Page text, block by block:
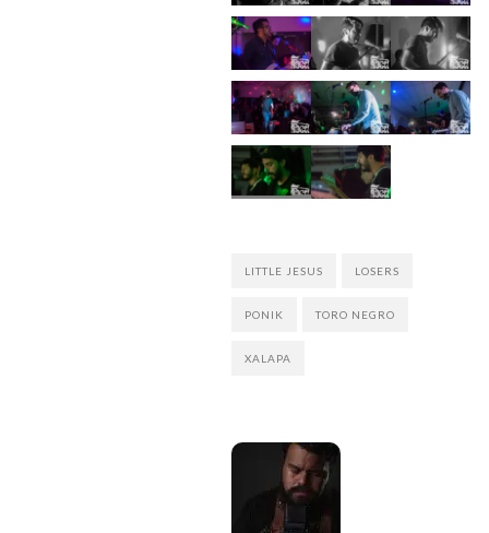
LITTLE JESUS LOSERS
PONIK TORO NEGRO
XALAPA